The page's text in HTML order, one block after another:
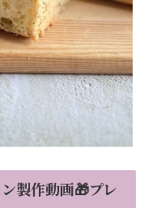
製作動画🎁プレ